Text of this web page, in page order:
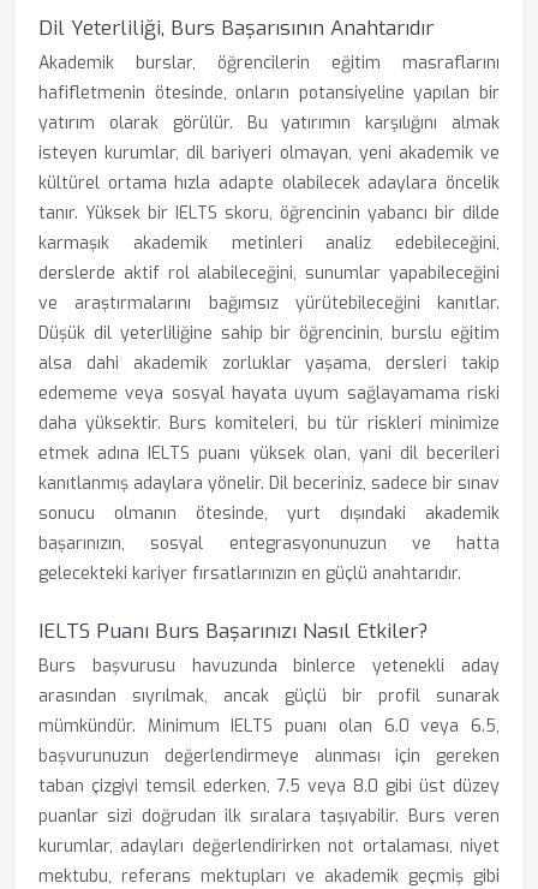
Dil Yeterliliği, Burs Başarısının Anahtarıdır
Akademik burslar, öğrencilerin eğitim masraflarını
hafifletmenin ötesinde, onların potansiyeline yapılan bir
yatırım olarak görülür. Bu yatırımın karşılığını almak
isteyen kurumlar, dil bariyeri olmayan, yeni akademik ve
kültürel ortama hızla adapte olabilecek adaylara öncelik
tanır. Yüksek bir IELTS skoru, öğrencinin yabancı bir dilde
karmaşık akademik metinleri analiz edebileceğini,
derslerde aktif rol alabileceğini, sunumlar yapabileceğini
ve araştırmalarını bağımsız yürütebileceğini kanıtlar.
Düşük dil yeterliliğine sahip bir öğrencinin, burslu eğitim
alsa dahi akademik zorluklar yaşama, dersleri takip
edememe veya sosyal hayata uyum sağlayamama riski
daha yüksektir. Burs komiteleri, bu tür riskleri minimize
etmek adına IELTS puanı yüksek olan, yani dil becerileri
kanıtlanmış adaylara yönelir. Dil beceriniz, sadece bir sınav
sonucu olmanın ötesinde, yurt dışındaki akademik
başarınızın, sosyal entegrasyonunuzun ve hatta
gelecekteki kariyer fırsatlarınızın en güçlü anahtarıdır.
IELTS Puanı Burs Başarınızı Nasıl Etkiler?
Burs başvurusu havuzunda binlerce yetenekli aday
arasından sıyrılmak, ancak güçlü bir profil sunarak
mümkündür. Minimum IELTS puanı olan 6.0 veya 6.5,
başvurunuzun değerlendirmeye alınması için gereken
taban çizgiyi temsil ederken, 7.5 veya 8.0 gibi üst düzey
puanlar sizi doğrudan ilk sıralara taşıyabilir. Burs veren
kurumlar, adayları değerlendirirken not ortalaması, niyet
mektubu, referans mektupları ve akademik geçmiş gibi